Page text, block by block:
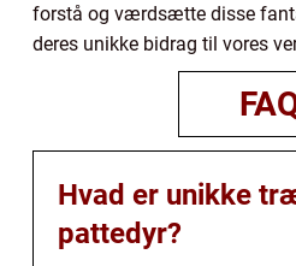
forstå og værdsætte disse
deres unikke bidrag til vores
Hvad er unikke
pattedyr?